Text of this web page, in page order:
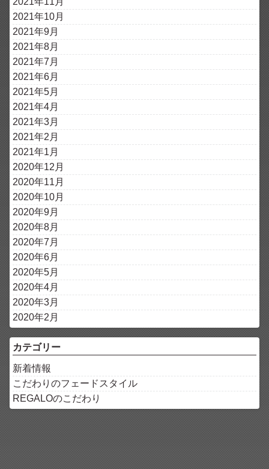
2021年10月
2021年9月
2021年8月
2021年7月
2021年6月
2021年5月
2021年4月
2021年3月
2021年2月
2021年1月
2020年12月
2020年11月
2020年10月
2020年9月
2020年8月
2020年7月
2020年6月
2020年5月
2020年4月
2020年3月
2020年2月
カテゴリー
新着情報
こだわりのフェードスタイル
REGALOのこだわり